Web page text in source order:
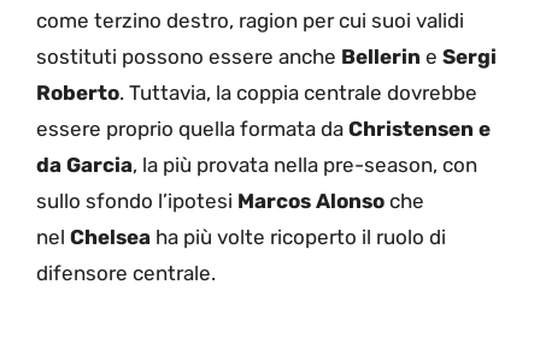
come terzino destro, ragion per cui suoi validi
sostituti possono essere anche Bellerin e Sergi
Roberto. Tuttavia, la coppia centrale dovrebbe
essere proprio quella formata da Christensen e
da Garcia, la più provata nella pre-season, con
sullo sfondo l’ipotesi Marcos Alonso che
nel Chelsea ha più volte ricoperto il ruolo di
difensore centrale.